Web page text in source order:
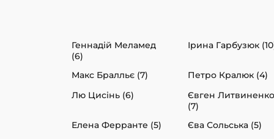
Геннадій Меламед
(6)
Ірина Гарбузюк
Макс Бралльє (7)
Петро Кралюк (4)
Лю Цисінь (6)
Євген Литвиненко
(7)
Елена Ферранте (5)
Єва Сольська (5)